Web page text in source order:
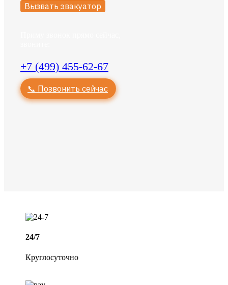
Вызвать эвакуатор
+7 (499) 455-62-67
📞 Позвонить сейчас
24/7
Круглосуточно